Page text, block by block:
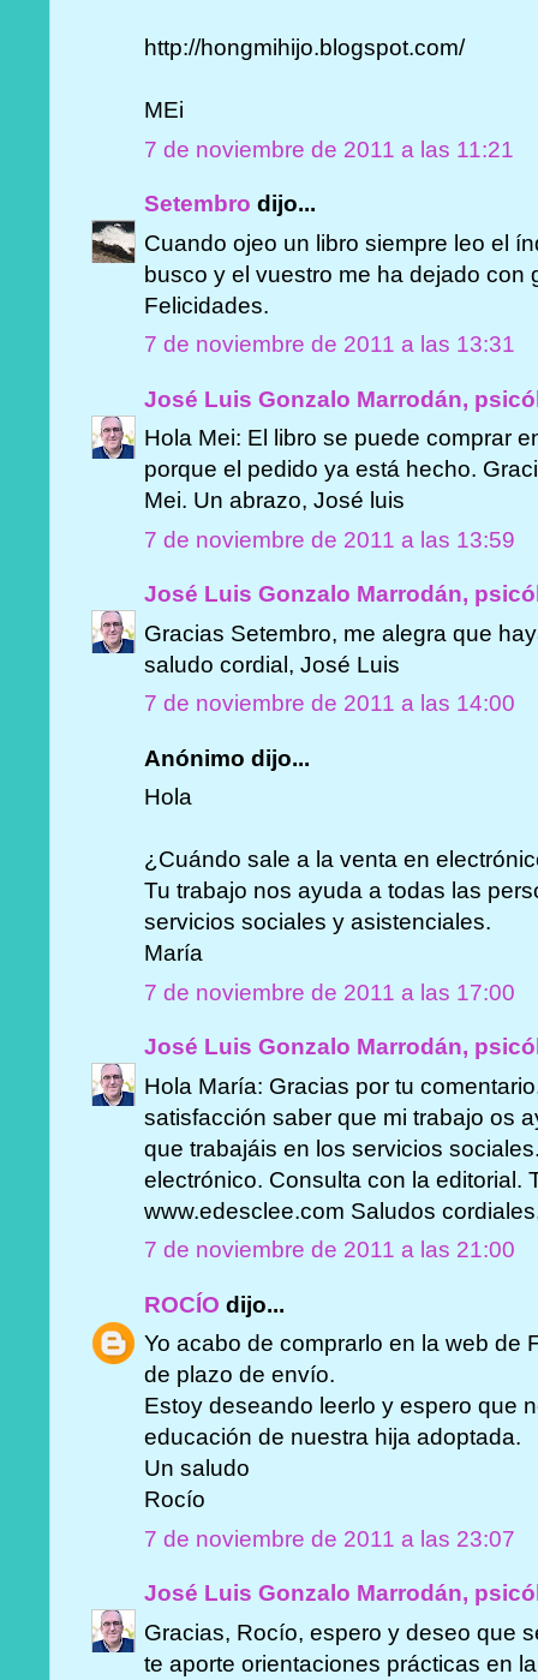
http://hongmihijo.blogspot.com/
MEi
7 de noviembre de 2011 a las 11:21
Setembro dijo...
Cuando ojeo un libro siempre leo el
busco y el vuestro me ha dejado con
Felicidades.
7 de noviembre de 2011 a las 13:31
José Luis Gonzalo Marrodán,
Hola Mei: El libro se puede comprar
porque el pedido ya está hecho.
Mei. Un abrazo, José luis
7 de noviembre de 2011 a las 13:59
José Luis Gonzalo Marrodán,
Gracias Setembro, me alegra que
saludo cordial, José Luis
7 de noviembre de 2011 a las 14:00
Anónimo dijo...
Hola
¿Cuándo sale a la venta en
Tu trabajo nos ayuda a todas las
servicios sociales y asistenciales.
María
7 de noviembre de 2011 a las 17:00
José Luis Gonzalo Marrodán,
Hola María: Gracias por tu
satisfacción saber que mi trabajo os
que trabajáis en los servicios
electrónico. Consulta con la editorial.
www.edesclee.com Saludos
7 de noviembre de 2011 a las 21:00
ROCÍO dijo...
Yo acabo de comprarlo en la web de
de plazo de envío.
Estoy deseando leerlo y espero que
educación de nuestra hija adoptada.
Un saludo
Rocío
7 de noviembre de 2011 a las 23:07
José Luis Gonzalo Marrodán,
Gracias, Rocío, espero y deseo que
te aporte orientaciones prácticas en